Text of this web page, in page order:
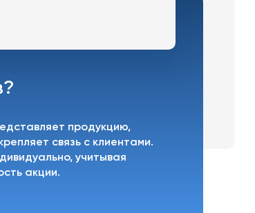
продукцию,
связь с клиентами.
учитывая
акции.